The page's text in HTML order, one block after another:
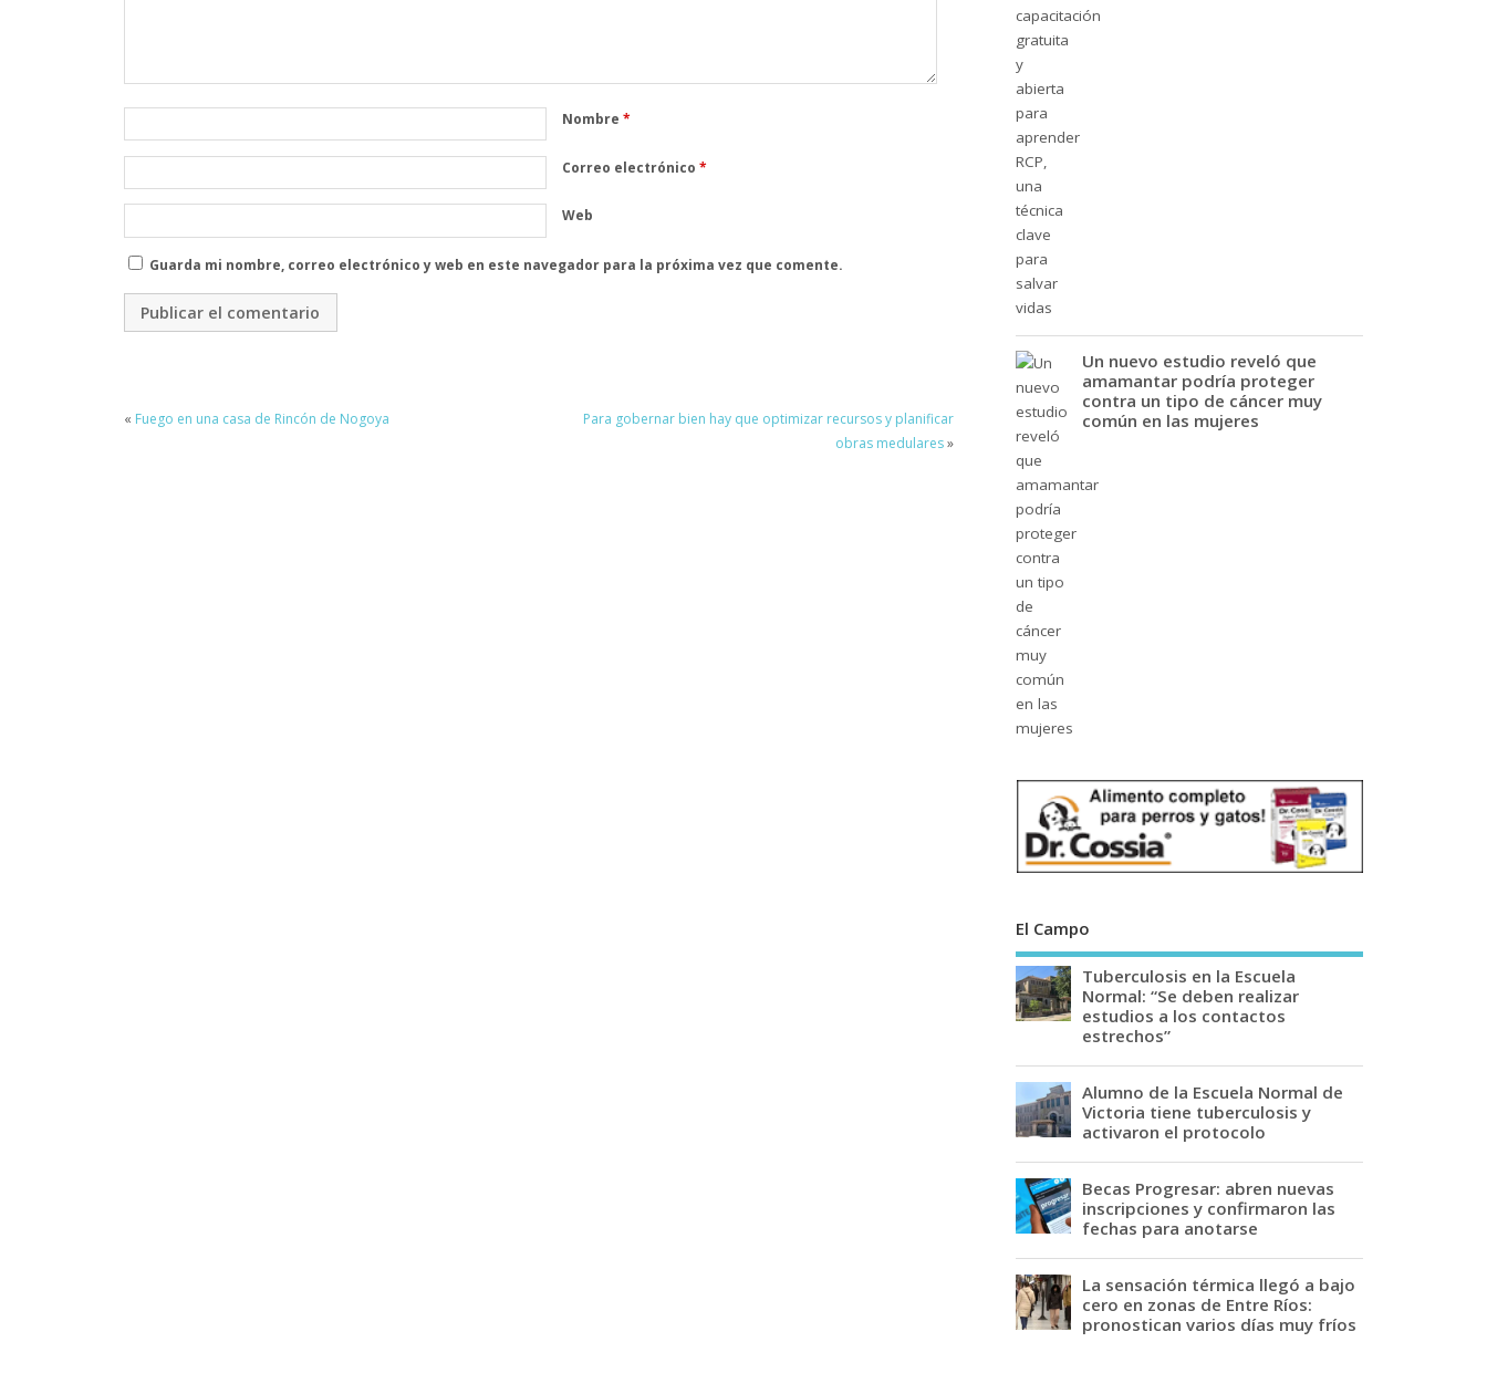
Nombre *
Correo electrónico *
Web
Guarda mi nombre, correo electrónico y web en este navegador para la próxima vez que comente.
« Fuego en una casa de Rincón de Nogoya
Para gobernar bien hay que optimizar recursos y planificar
obras medulares»
Un nuevo estudio reveló que
amamantar podría proteger
contra un tipo de cáncer muy
común en las mujeres
El Campo
Tuberculosis en la Escuela
Normal: “Se deben realizar
estudios a los contactos
estrechos”
Alumno de la Escuela Normal de
Victoria tiene tuberculosis y
activaron el protocolo
Becas Progresar: abren nuevas
inscripciones y confirmaron las
fechas para anotarse
La sensación térmica llegó a bajo
cero en zonas de Entre Ríos:
pronostican varios días muy fríos